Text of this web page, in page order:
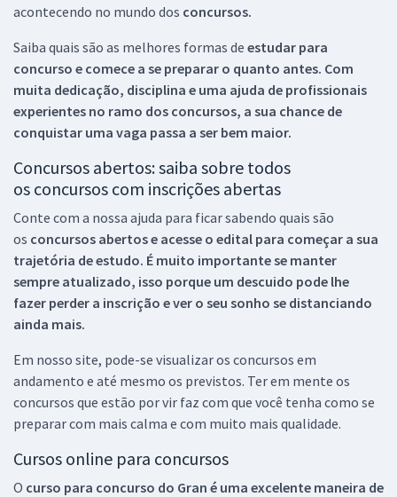
acontecendo no mundo dos concursos.
Saiba quais são as melhores formas de estudar para
concurso e comece a se preparar o quanto antes. Com
muita dedicação, disciplina e uma ajuda de profissionais
experientes no ramo dos concursos, a sua chance de
conquistar uma vaga passa a ser bem maior.
Concursos abertos: saiba sobre todos
os concursos com inscrições abertas
Conte com a nossa ajuda para ficar sabendo quais são
os concursos abertos e acesse o edital para começar a sua
trajetória de estudo. É muito importante se manter
sempre atualizado, isso porque um descuido pode lhe
fazer perder a inscrição e ver o seu sonho se distanciando
ainda mais.
Em nosso site, pode-se visualizar os concursos em
andamento e até mesmo os previstos. Ter em mente os
concursos que estão por vir faz com que você tenha como se
preparar com mais calma e com muito mais qualidade.
Cursos online para concursos
O curso para concurso do Gran é uma excelente maneira de